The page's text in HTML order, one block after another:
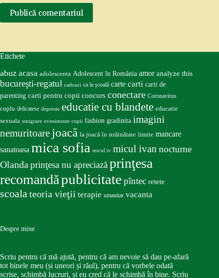
Publică comentariul
Etichete
abuz acasa adolescenta Adolescent în România amor analyze this
bucureşti-regatul cadouri ca la școală carte carti carti de
parenting carti pentru copii concurs conectare Coronavirus
cuplu delicatese depresie educatie cu blandete educatie
sexuala emigrare evenimente copii fashion gradinita imagini
nemuritoare joacă la joacă în străinătate limite mancare
sanatoasa mica sofia micul iv micul ivan nocturne
Olandaprinţesa nu apreciazăprinţesa
recomandăpublicitate pîntec retete
scoalateoria vieţii terapie umanitar vacanta
Despre mine
Scriu pentru că mă ajută, pentru că am nevoie să dau pe-afară
tot binele meu (și uneori și răul), pentru că vorbele odată
scrise, schimbă lucruri, și eu cred că le schimbă în bine. Scriu